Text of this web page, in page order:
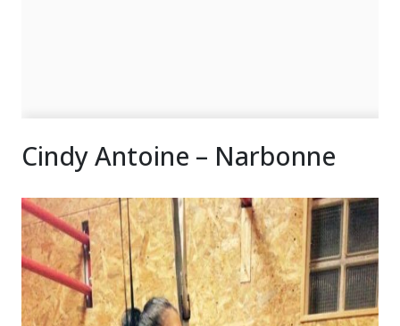
Cindy Antoine – Narbonne